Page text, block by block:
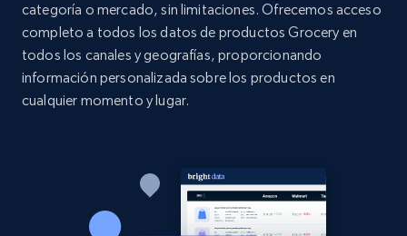
URL, Product id, Listing inventory id, Title, Rating,
Reviews count shop, Reviews count item, Initial
price, and more.
1.9K+ 323+
Etsy - Collects data from shop's URL
URL, Product id, Listing inventory id, Title, Rating,
categoría o mercado, sin limitaciones. Ofrecemos acceso
completo a todos los datos de productos Grocery en
todos los canales y geografías, proporcionando
información personalizada sobre los productos en
cualquier momento y lugar.